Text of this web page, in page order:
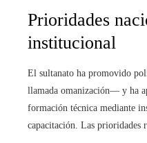
Prioridades
institucional
El sultanato ha promovido
llamada omanización— y ha
formación técnica mediante
capacitación. Las prioridades